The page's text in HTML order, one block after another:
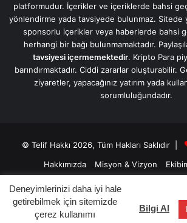
platformudur. İçerikler ve içeriklerde bahsi
yönlendirme yada tavsiyede bulunmaz. Sitede
sponsorlu içerikler veya haberlerde bahsi
herhangi bir bağı bulunmamaktadır.
tavsiyesi içermemektedir. Kripto Para
barındırmaktadır. Ciddi zararlar oluşturabilir.
ziyaretler, yapacağınız yatırım yada
sorumluluğundadır.
© Telif Hakkı 2026, Tüm Hakları Saklıdır |
Hakkımızda
Misyon & Vizyon
Üyelik Sözleşmesi
Gizlilik Sözleşmesi
Facebook LinkedIn
Deneyimlerinizi daha iyi hale
getirebilmek için sitemizde
çerez kullanımı
Bilgi Al